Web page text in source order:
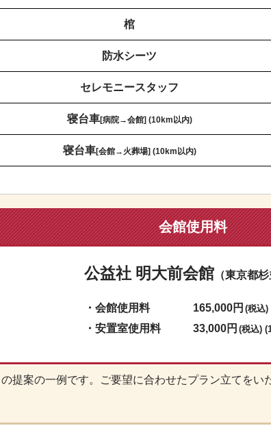
棺
防水シーツ
セレモニースタッフ
寝台車[病院→会館] (10km以内)
寝台車[会館→火葬場] (10km以内)
会館使用料
公益社 明大前会館 （東京都杉
・会館使用料 165,000円 (税込)
・安置室使用料 33,000円 (税込)
提案の一例です。ご要望に合わせたプラン立てをい